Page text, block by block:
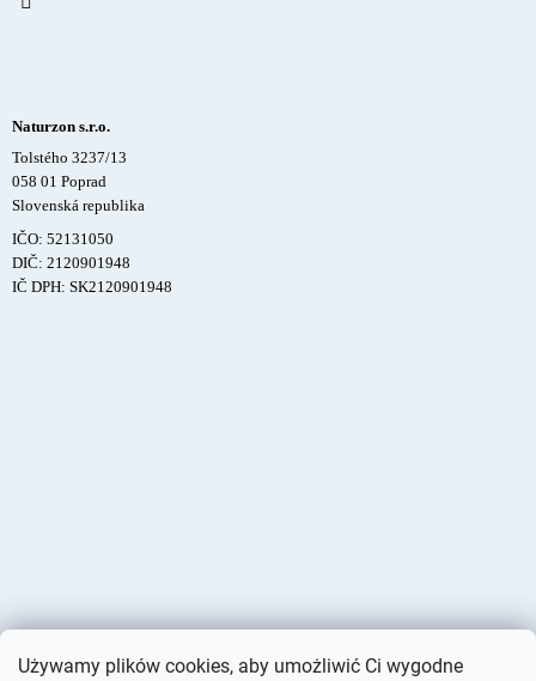
Używamy plików cookies, aby umożliwić Ci wygodne
Naturzon s.r.o.
Tolstého 3237/13
058 01 Poprad
Slovenská republika
IČO: 52131050
DIČ: 2120901948
IČ DPH: SK2120901948